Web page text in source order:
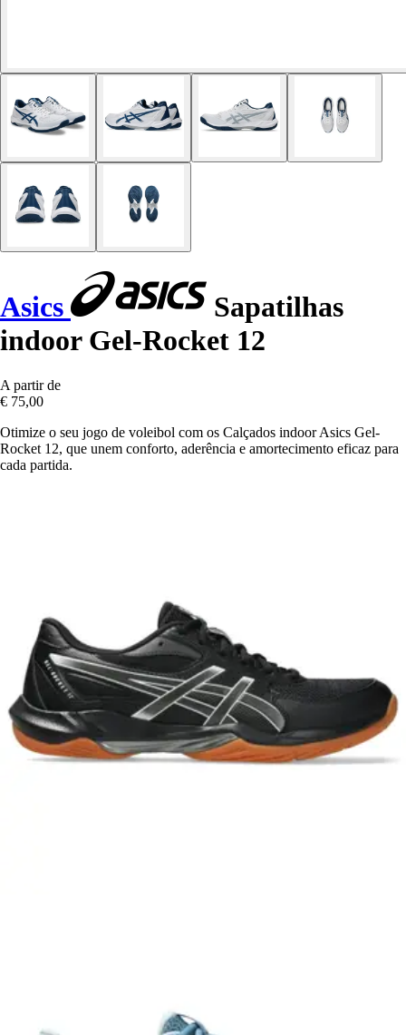
Asics
Sapatilhas
indoor Gel-Rocket 12
A partir de
€ 75,00
Otimize o seu jogo de voleibol com os Calçados indoor Asics Gel-
Rocket 12, que unem conforto, aderência e amortecimento eficaz para
cada partida.